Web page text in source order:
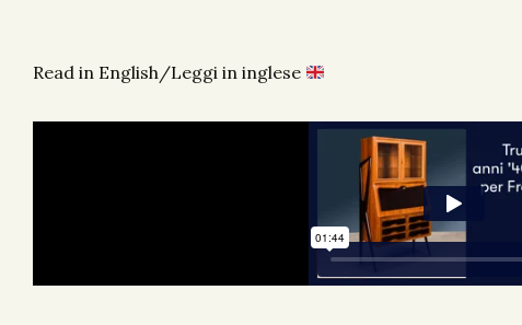
Read in English/Leggi in inglese